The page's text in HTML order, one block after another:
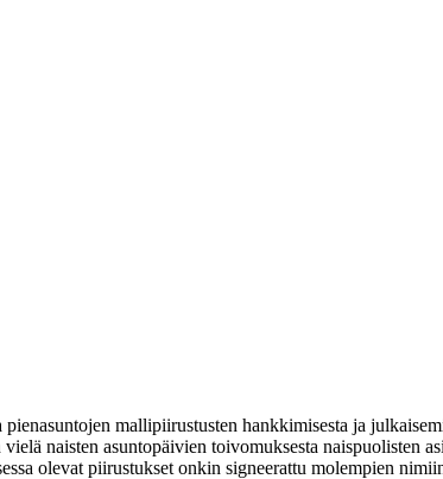
mallipiirustusten hankkimisesta ja
naisten asuntopäivien toivomuksesta naispuolisten
olevat piirustukset onkin signeerattu molempien